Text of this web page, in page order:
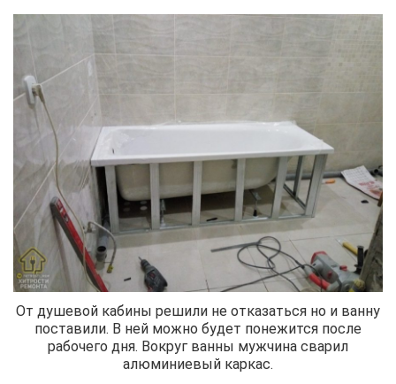
От душевой кабины решили не отказаться но и ванну
поставили. В ней можно будет понежится после
рабочего дня. Вокруг ванны мужчина сварил
алюминиевый каркас.